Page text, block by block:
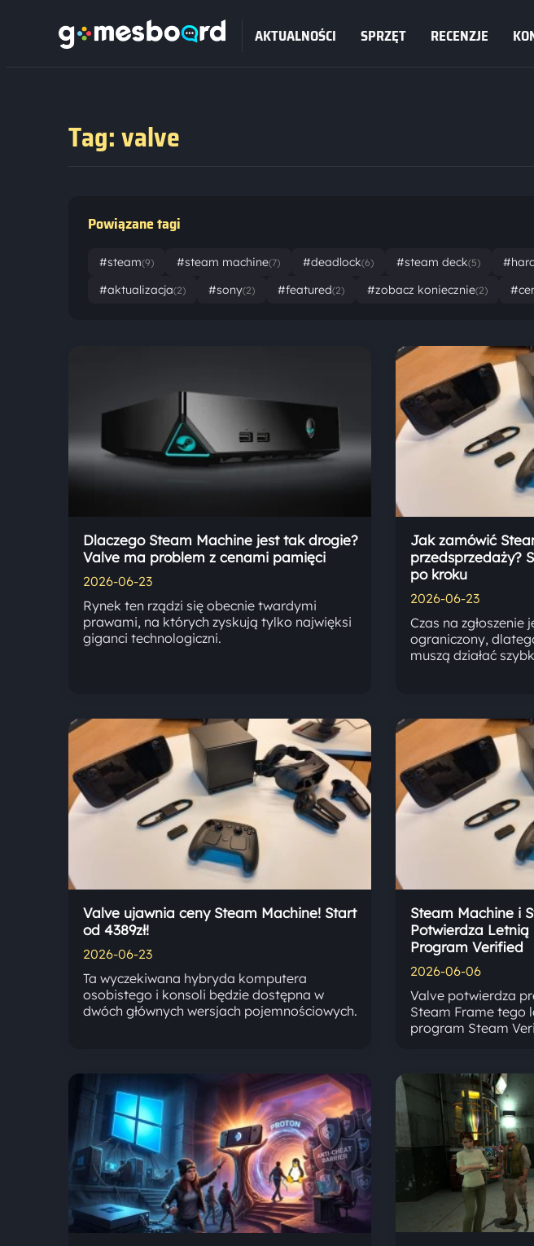
AKTUALNOŚCI SPRZĘT RECENZJE
Tag: valve
Powiązane tagi
#steam(9) #steam machine(7) #deadlock(6) #steam deck(5)
#aktualizacja(2) #sony(2) #featured(2) #zobacz koniecznie(2)
Dlaczego Steam Machine jest tak drogie?
Valve ma problem z cenami pamięci
2026-06-23
Rynek ten rządzi się obecnie twardymi
prawami, na których zyskują tylko najwięksi
giganci technologiczni.
Jak zamówić
przedsprzedaży?
po kroku
2026-06-23
Czas na
ograniczony,
muszą działać
Valve ujawnia ceny Steam Machine! Start
od 4389zł!
2026-06-23
Ta wyczekiwana hybryda komputera
osobistego i konsoli będzie dostępna w
dwóch głównych wersjach pojemnościowych.
Steam Machine i
Potwierdza Letnią
Program Verified
2026-06-06
Valve potwierdza
Steam Frame tego
program Steam